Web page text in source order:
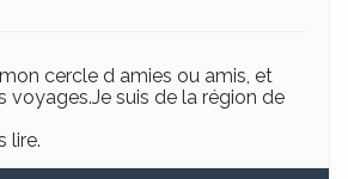
mon cercle d amies ou amis, et
voyages.Je suis de la région de
lire.